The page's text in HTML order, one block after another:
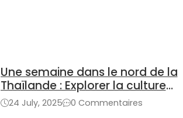
Une semaine dans le nord de la
Thaïlande : Explorer la culture
Lanna
24 July, 2025
0 Commentaires